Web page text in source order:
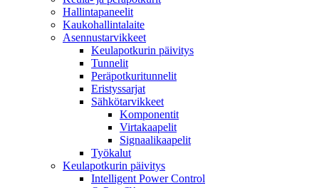
Hallintapaneelit
Kaukohallintalaite
Asennustarvikkeet
Keulapotkurin päivitys
Tunnelit
Peräpotkuritunnelit
Eristyssarjat
Sähkötarvikkeet
Komponentit
Virtakaapelit
Signaalikaapelit
Työkalut
Keulapotkurin päivitys
Intelligent Power Control